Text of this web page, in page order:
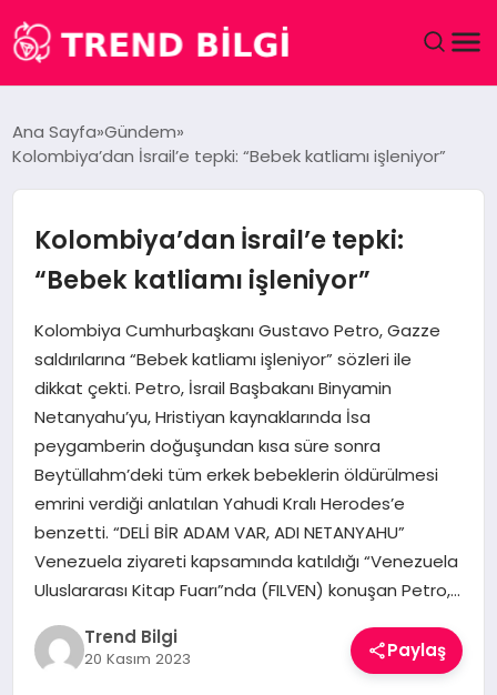
DÜNYA
EĞITIM
EKONOMI
MAGAZIN
SAĞLIK
SPOR
TEKNOLOJI
YAŞAM
Ana Sayfa Gündem
Kolombiya’dan İsrail’e tepki: “Bebek katliamı işleniyor”
Kolombiya’dan İsrail’e tepki:
“Bebek katliamı işleniyor”
Kolombiya Cumhurbaşkanı Gustavo Petro, Gazze
saldırılarına “Bebek katliamı işleniyor” sözleri ile
dikkat çekti. Petro, İsrail Başbakanı Binyamin
Netanyahu’yu, Hristiyan kaynaklarında İsa
peygamberin doğuşundan kısa süre sonra
Beytüllahm’deki tüm erkek bebeklerin öldürülmesi
emrini verdiği anlatılan Yahudi Kralı Herodes’e
benzetti. “DELİ BİR ADAM VAR, ADI NETANYAHU”
Venezuela ziyareti kapsamında katıldığı “Venezuela
Uluslararası Kitap Fuarı”nda (FILVEN) konuşan Petro,…
Trend Bilgi
20 Kasım 2023 Paylaş